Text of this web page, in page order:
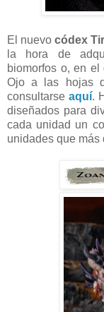
El nuevocódex
la hora de
biomorfos o, en el
Ojo a las hojas
consultarseaquí.
diseñados para
cada unidad un
unidades que más